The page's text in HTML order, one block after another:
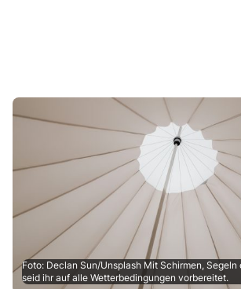
Foto: Declan Sun/Unsplash Mit Schirmen, Segeln
seid ihr auf alle Wetterbedingungen vorbereitet.